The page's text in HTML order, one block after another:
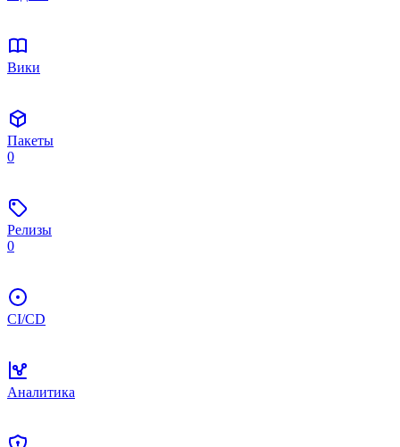
Вики
Пакеты
0
Релизы
0
CI/CD
Аналитика